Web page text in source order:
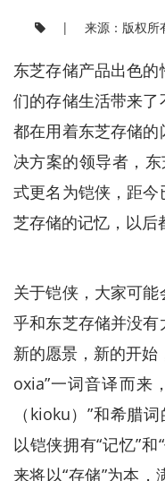
| 来源：版权
东芝存储产品出色
们的存储生活带来
都在用着东芝存储
决方案的领导者，
式更名为铠侠，距
芝存储的记忆，以后
关于铠侠，大家可
乎和东芝存储并没
新的愿景，新的开始
oxia”一词音译而来
（kioku）”和希腊
以铠侠拥有“记忆”
来将以“存储”为本